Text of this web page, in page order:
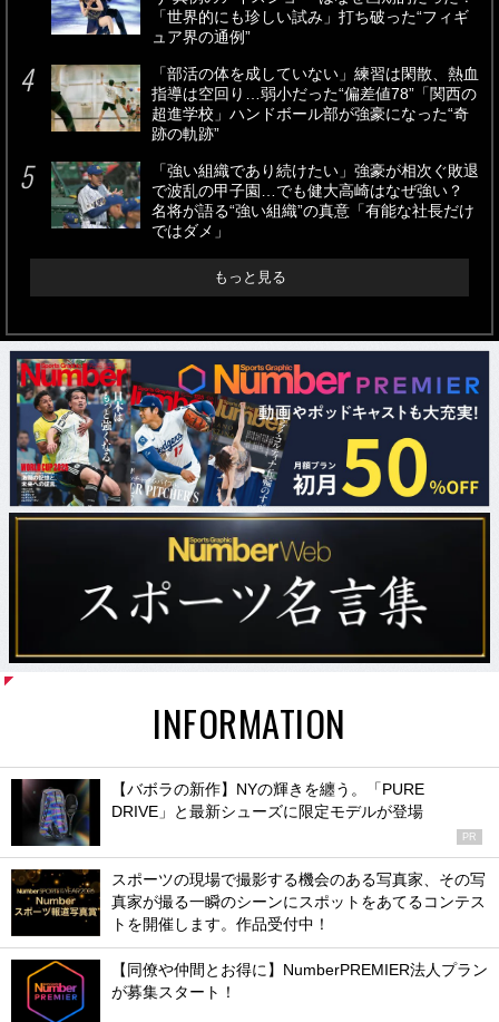
「世界的にも珍しい試み」打ち破った“フィギ
ュア界の通例”
「部活の体を成していない」練習は閑散、熱血
指導は空回り…弱小だった“偏差値78”「関西の
超進学校」ハンドボール部が強豪になった“奇
跡の軌跡”
「強い組織であり続けたい」強豪が相次ぐ敗退
で波乱の甲子園…でも健大高崎はなぜ強い？
名将が語る“強い組織”の真意「有能な社長だけ
ではダメ」
もっと見る
INFORMATION
【バボラの新作】NYの輝きを纏う。「PURE
DRIVE」と最新シューズに限定モデルが登場
PR
スポーツの現場で撮影する機会のある写真家、その写
真家が撮る一瞬のシーンにスポットをあてるコンテス
トを開催します。作品受付中！
【同僚や仲間とお得に】NumberPREMIER法人プラン
が募集スタート！